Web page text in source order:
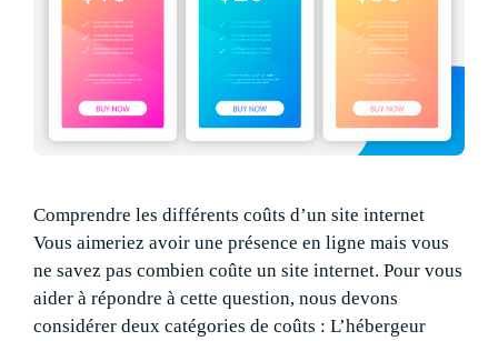
Comprendre les différents coûts d’un site internet
Vous aimeriez avoir une présence en ligne mais vous
ne savez pas combien coûte un site internet. Pour vous
aider à répondre à cette question, nous devons
considérer deux catégories de coûts : L’hébergeur